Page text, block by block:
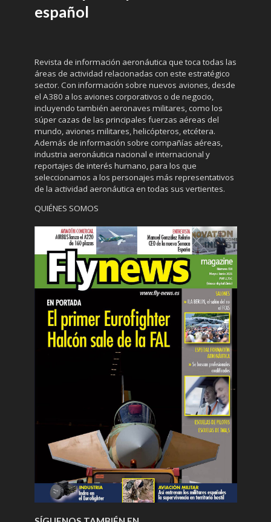
español
Revista de información aeronáutica que toca todas las
áreas de actividad relacionadas con este estratégico
sector. Con información sobre nuevos aviones, desde
el A380 a los aviones corporativos o de negocio,
incluyendo también aeronaves militares, como los
súper cazas de las principales fuerzas aéreas del
mundo, aviones militares, helicópteros, etcétera.
Además de información sobre compañías aéreas,
industria aeronáutica nacional e internacional y
reportajes de interés humano, para los que
seleccionamos a los personajes más representativos
de la actividad aeronáutica en todas sus vertientes.
QUIÉNES SOMOS